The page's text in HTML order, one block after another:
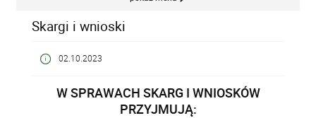
Skargi i wnioski
02.10.2023
W SPRAWACH SKARG I WNIOSKÓW
PRZYJMUJĄ: